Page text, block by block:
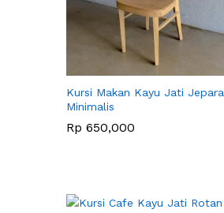
Kursi Makan Kayu Jati Jepara
Minimalis
Rp 650,000
Rp 650,000